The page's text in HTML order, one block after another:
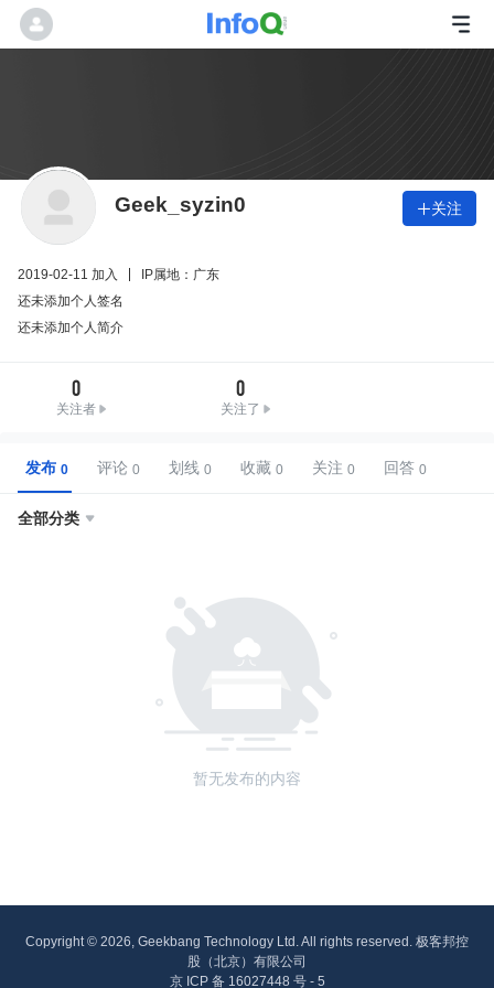
Geek_syzin0 关注
2019-02-11 加入
IP属地：广东
还未添加个人签名
还未添加个人简介
0
关注者
0
关注了
发布 评论 划线 收藏 关注 回答
全部分类 
暂无发布的内容
Copyright © 2026, Geekbang Technology Ltd. All rights reserved. 极客邦控
股（北京）有限公司
京 ICP 备 16027448 号 - 5